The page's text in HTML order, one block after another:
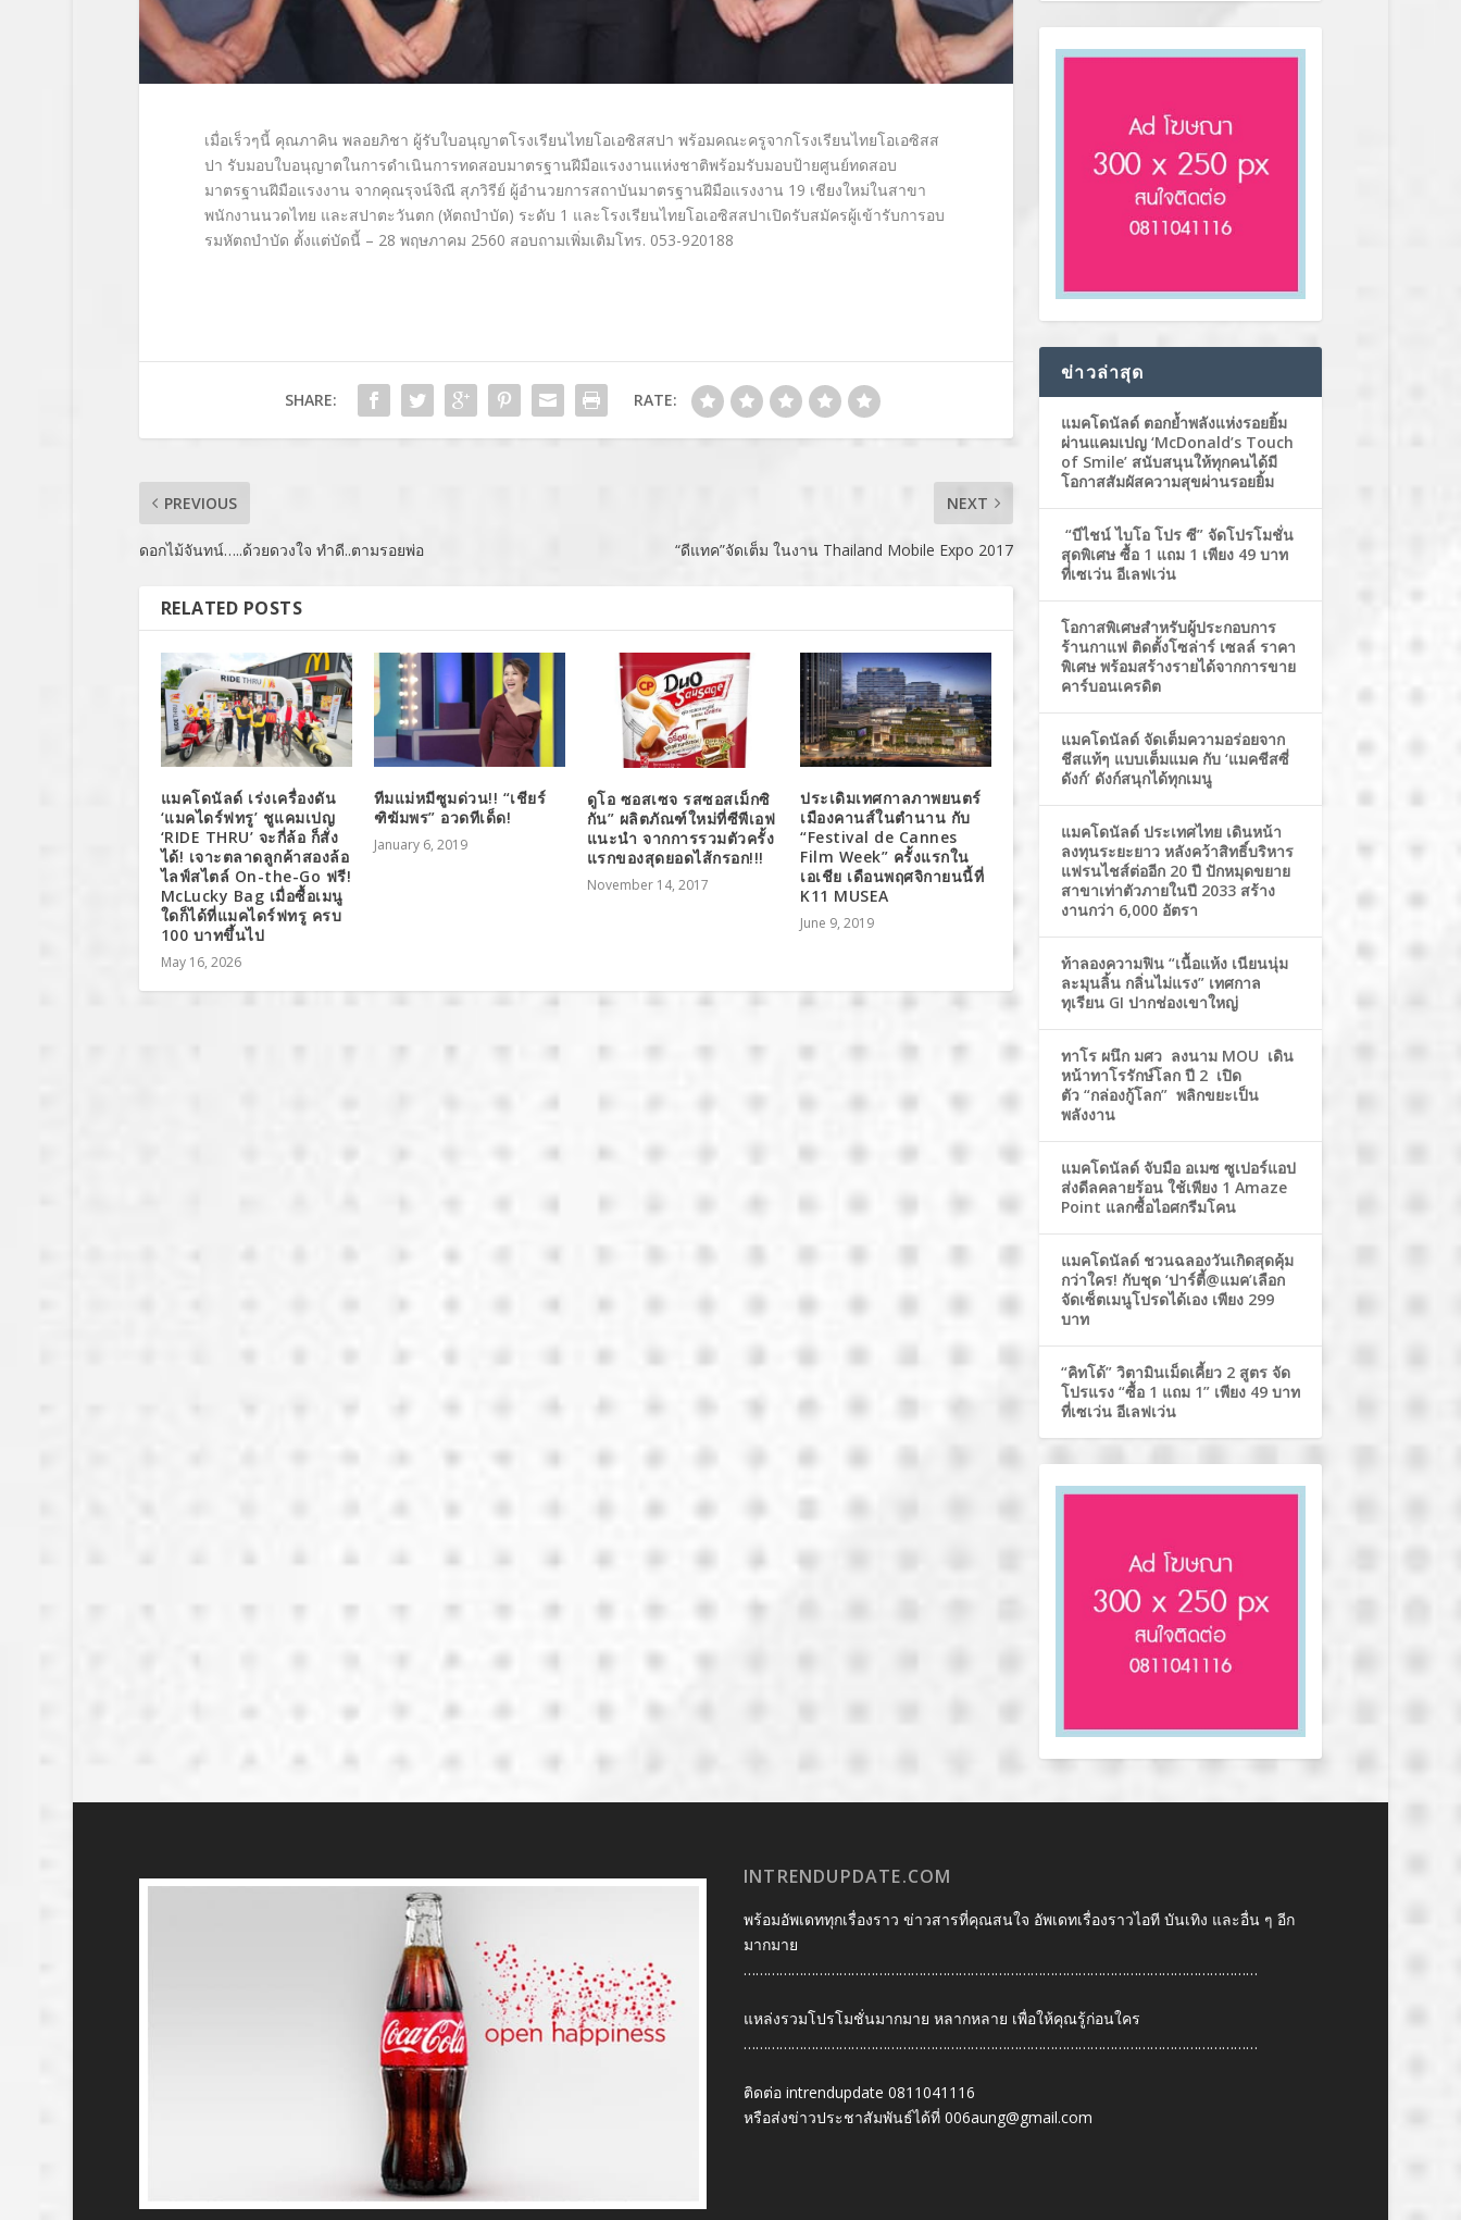
เมื่อเร็วๆนี้ คุณภาคิน พลอยภิชา ผู้รับใบอนุญาตโรงเรียนไทยโอเอซิสสปา พร้อมคณะครูจากโรงเรียนไทยโอเอซิสส
ปา รับมอบใบอนุญาตในการดำเนินการทดสอบมาตรฐานฝีมือแรงงานแห่งชาติพร้อมรับมอบป้ายศูนย์ทดสอบ
มาตรฐานฝีมือแรงงาน จากคุณรุจน์จิณี สุภวิรีย์ ผู้อำนวยการสถาบันมาตรฐานฝีมือแรงงาน 19 เชียงใหม่ในสาขา
พนักงานนวดไทย และสปาตะวันตก (หัตถบำบัด) ระดับ 1 และโรงเรียนไทยโอเอซิสสปาเปิดรับสมัครผู้เข้ารับการอบ
รมหัตถบำบัด ตั้งแต่บัดนี้ – 28 พฤษภาคม 2560 สอบถามเพิ่มเติมโทร. 053-920188
SHARE: RATE:
PREVIOUS
ดอกไม้จันทน์…..ด้วยดวงใจ ทำดี..ตามรอยพ่อ
NEXT
“ดีแทค”จัดเต็ม ในงาน Thailand Mobile Expo 2017
RELATED POSTS
แมคโดนัลด์ เร่งเครื่องดัน
‘แมคไดร์ฟทรู’ ชูแคมเปญ
‘RIDE THRU’ จะกี่ล้อ ก็สั่ง
ได้! เจาะตลาดลูกค้าสองล้อ
ไลฟ์สไตล์ On-the-Go ฟรี!
McLucky Bag เมื่อซื้อเมนู
ใดก็ได้ที่แมคไดร์ฟทรู ครบ
100 บาทขึ้นไป
May 16, 2026
ทีมแม่หมีซูมด่วน!! “เชียร์
ฑิฆัมพร” อวดทีเด็ด!
January 6, 2019
ดูโอ ซอสเซจ รสซอสเม็กซิ
กัน” ผลิตภัณฑ์ใหม่ที่ซีพีเอฟ
แนะนำ จากการรวมตัวครั้ง
แรกของสุดยอดไส้กรอก!!!
November 14, 2017
ประเดิมเทศกาลภาพยนตร์
เมืองคานส์ในตำนาน กับ
“Festival de Cannes
Film Week” ครั้งแรกใน
เอเชีย เดือนพฤศจิกายนนี้ที่
K11 MUSEA
June 9, 2019
ข่าวล่าสุด
แมคโดนัลด์ ตอกย้ำพลังแห่งรอยยิ้ม
ผ่านแคมเปญ ‘McDonald’s Touch
of Smile’ สนับสนุนให้ทุกคนได้มี
โอกาสสัมผัสความสุขผ่านรอยยิ้ม
“บีไชน์ ไบโอ โปร ซี” จัดโปรโมชั่น
สุดพิเศษ ซื้อ 1 แถม 1 เพียง 49 บาท
ที่เซเว่น อีเลฟเว่น
โอกาสพิเศษสำหรับผู้ประกอบการ
ร้านกาแฟ ติดตั้งโซล่าร์ เซลล์ ราคา
พิเศษ พร้อมสร้างรายได้จากการขาย
คาร์บอนเครดิต
แมคโดนัลด์ จัดเต็มความอร่อยจาก
ชีสแท้ๆ แบบเต็มแมค กับ ‘แมคชีสซี่
ดังก์’ ดังก์สนุกได้ทุกเมนู
แมคโดนัลด์ ประเทศไทย เดินหน้า
ลงทุนระยะยาว หลังคว้าสิทธิ์บริหาร
แฟรนไชส์ต่ออีก 20 ปี ปักหมุดขยาย
สาขาเท่าตัวภายในปี 2033 สร้าง
งานกว่า 6,000 อัตรา
ท้าลองความฟิน “เนื้อแห้ง เนียนนุ่ม
ละมุนลิ้น กลิ่นไม่แรง” เทศกาล
ทุเรียน GI ปากช่องเขาใหญ่
ทาโร ผนึก มศว ลงนาม MOU เดิน
หน้าทาโรรักษ์โลก ปี 2 เปิด
ตัว “กล่องกู้โลก” พลิกขยะเป็น
พลังงาน
แมคโดนัลด์ จับมือ อเมซ ซูเปอร์แอป
ส่งดีลคลายร้อน ใช้เพียง 1 Amaze
Point แลกซื้อไอศกรีมโคน
แมคโดนัลด์ ชวนฉลองวันเกิดสุดคุ้ม
กว่าใคร! กับชุด ‘ปาร์ตี้@แมค’เลือก
จัดเซ็ตเมนูโปรดได้เอง เพียง 299
บาท
“คิทโด้” วิตามินเม็ดเคี้ยว 2 สูตร จัด
โปรแรง “ซื้อ 1 แถม 1” เพียง 49 บาท
ที่เซเว่น อีเลฟเว่น
INTRENDUPDATE.COM
พร้อมอัพเดททุกเรื่องราว ข่าวสารที่คุณสนใจ อัพเดทเรื่องราวไอที บันเทิง และอื่น ๆ อีก
มากมาย
…………………………………………………………………………………………………………………
แหล่งรวมโปรโมชั่นมากมาย หลากหลาย เพื่อให้คุณรู้ก่อนใคร
…………………………………………………………………………………………………………………
ติดต่อ intrendupdate 0811041116
หรือส่งข่าวประชาสัมพันธ์ได้ที่ 006aung@gmail.com